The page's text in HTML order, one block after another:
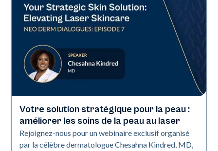
Neo + Era
Votre solution stratégique pour la peau :
améliorer les soins de la peau au laser
Rejoignez-nous pour un webinaire exclusif organisé
par la célèbre dermatologue Chesahna Kindred, MD,